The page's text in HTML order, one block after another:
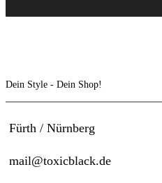
Dein Style - Dein Shop!
Fürth / Nürnberg
mail@toxicblack.de